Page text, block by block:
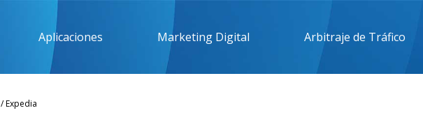
Aplicaciones Marketing Digital Arbitraje de Tráfico
/ Expedia